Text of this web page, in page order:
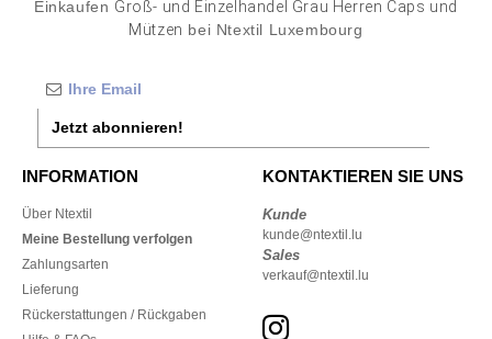
Einkaufen Groß- und Einzelhandel Grau Herren Caps und
Mützen bei Ntextil Luxembourg
Jetzt abonnieren!
INFORMATION
Über Ntextil
Meine Bestellung verfolgen
Zahlungsarten
Lieferung
Rückerstattungen / Rückgaben
KONTAKTIEREN SIE UNS
Kunde
kunde@ntextil.lu
Sales
verkauf@ntextil.lu